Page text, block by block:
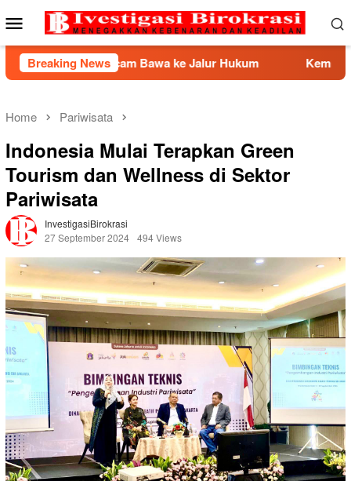
to
Mobile
Menu
Breaking News
Bawa ke Jalur Hukum Kemnaker Berhasil
Home Pariwisata
Indonesia Mulai Terapkan Green
Tourism dan Wellness di Sektor
Pariwisata
InvestigasiBirokrasi
27 September 2024 494 Views